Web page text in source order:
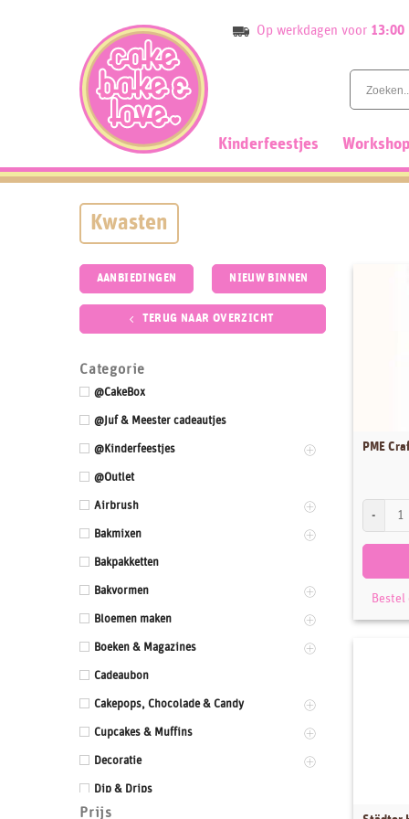
Op werkdagen voor 13:00
Kinderfeestjes
Kwasten
AANBIEDINGEN NIEUW BINNEN
TERUG NAAR OVERZICHT
Categorie
@CakeBox
@Juf & Meester cadeautjes
@Kinderfeestjes
@Outlet
Airbrush
Bakmixen
Bakpakketten
Bakvormen
Bloemen maken
Boeken & Magazines
Cadeaubon
Cakepops, Chocolade & Candy
Cupcakes & Muffins
Decoratie
Dip & Drips
Prijs
PME
Bestel